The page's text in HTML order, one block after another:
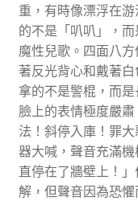
重，有時像漂浮在
的不是「叭叭」，
魔性兒歌。四面八
著反光背心和戴著
拿的不是警棍，而
臉上的表情極度嚴肅
法！斜停入庫！罪
器大喊，聲音充滿
直停在了牆壁上！
解，但聲音因為恐